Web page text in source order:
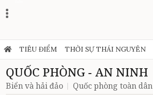
TIÊU ĐIỂM THỜI SỰ THÁI NGUYÊN
QUỐC PHÒNG - AN NINH
Biển và hải đảo Quốc phòng toàn dân